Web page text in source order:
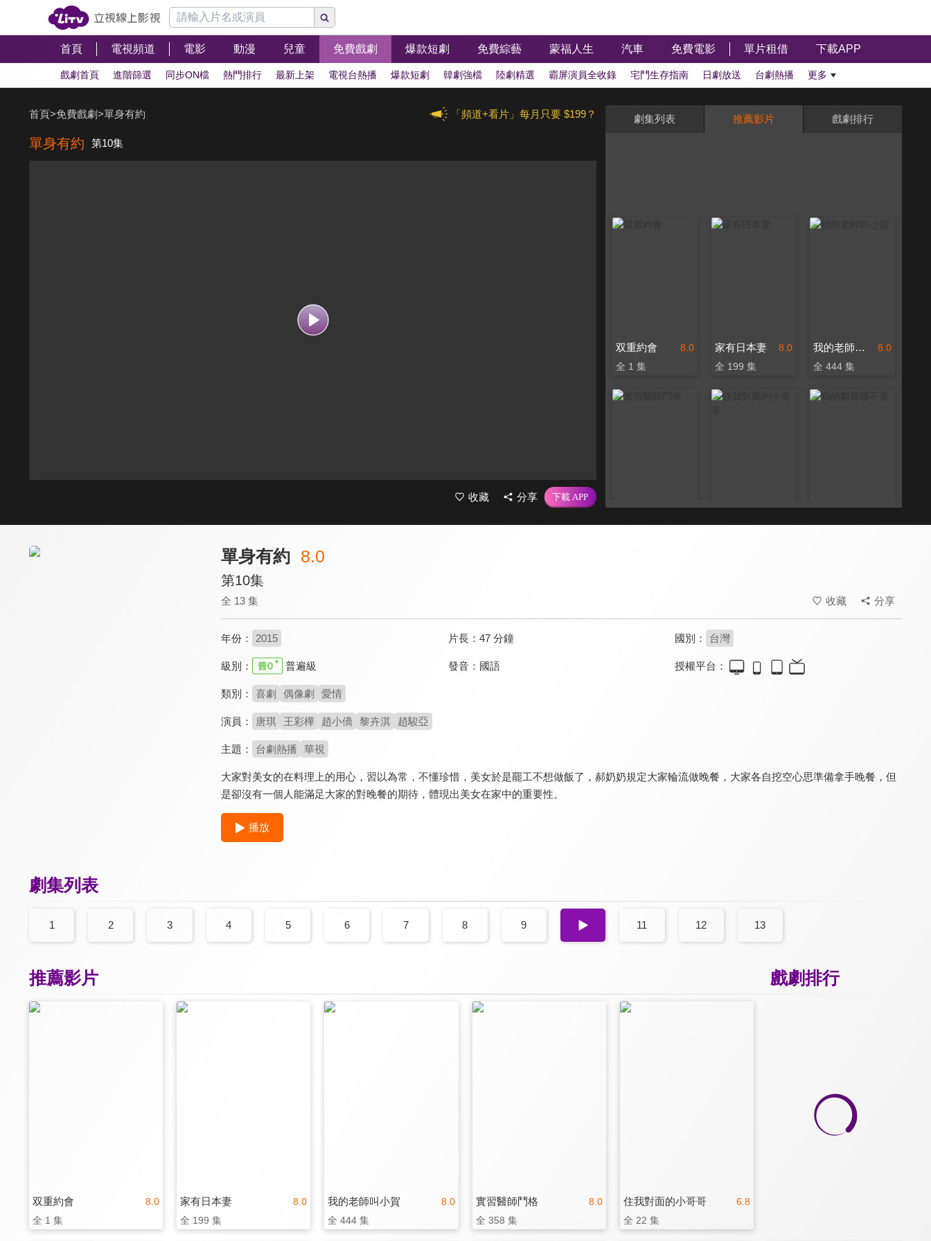
首頁 電視頻道 電影 動漫 兒童 免費戲劇 爆款短劇 免費綜藝 蒙福人生 汽車 免費電影 單片租借 下載APP
戲劇首頁 進階篩選 同步ON檔 熱門排行 最新上架 電視台熱播 爆款短劇 韓劇強檔 陸劇精選 霸屏演員全收錄 宅鬥生存指南 日劇放送 台劇熱播 更多
「頻道+看片」每月只要 $199？
首頁>免費戲劇>單身有約
單身有約 第10集
收藏 分享
劇集列表 推薦影片 戲劇排行
8.0
双重約會
全 1 集
8.0
家有日本妻
全 199 集
8.0
我的老師叫小賀
全 444 集
單身有約 8.0
第10集
全 13 集 收藏 分享
年份： 2015 片長： 47 分鐘 國別： 台灣
級別： 普遍級 發音： 國語 授權平台：
類別： 喜劇 偶像劇 愛情
演員： 唐琪 王彩樺 趙小僑 黎卉淇 趙駿亞
主題： 台劇熱播 華視
大家對美女的在料理上的用心，習以為常，不懂珍惜，美女於是罷工不想做飯了，郝奶奶規定大家輪流做晚餐，大家各自挖空心思準備拿手晚餐，但
是卻沒有一個人能滿足大家的對晚餐的期待，體現出美女在家中的重要性。
播放
劇集列表
1 2 3 4 5 6 7 8 9 10 11 12 13
戲劇排行
推薦影片
8.0
双重約會
全 1 集
8.0
家有日本妻
全 199 集
8.0
我的老師叫小賀
全 444 集
8.0
實習醫師鬥格
全 358 集
6.8
住我對面的小哥哥
全 22 集